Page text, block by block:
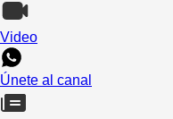
Video
Únete al canal